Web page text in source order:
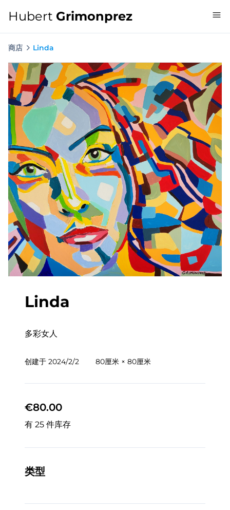
Hubert Grimonprez
商店 Linda
Linda
多彩女人
创建于 2024/2/2 80厘米 × 80厘米
€80.00
有 25 件库存
类型